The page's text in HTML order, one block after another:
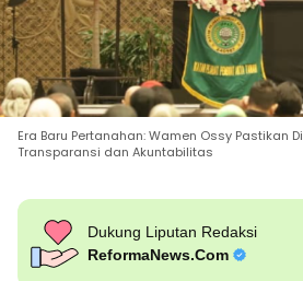
Era Baru Pertanahan: Wamen Ossy Pastikan
Transparansi dan Akuntabilitas
Dukung Liputan Redaksi
ReformaNews.Com